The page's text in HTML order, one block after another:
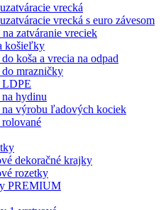
vrecká
vrecká s euro závesom
na zatváranie vreciek
košieľky
koša a vrecia na odpad
mrazničky
LDPE
hydinu
na výrobu ľadových kociek
dekoračné krajky
rozetky
PREMIUM